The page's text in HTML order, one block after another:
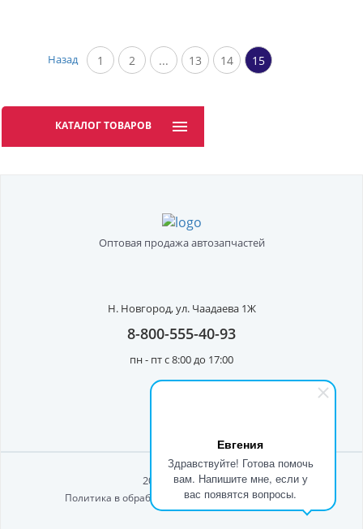
Евгения
Здравствуйте! Готова помочь
вам. Напишите мне, если у
вас появятся вопросы.
Назад 1 2 ... 13 14 15
КАТАЛОГ ТОВАРОВ
Оптовая продажа автозапчастей
Н. Новгород,ул. Чаадаева 1Ж
8-800-555-40-93
пн - пт с 8:00 до 17:00
2026 © ООО Рост"
Политика в обработке персональных данных